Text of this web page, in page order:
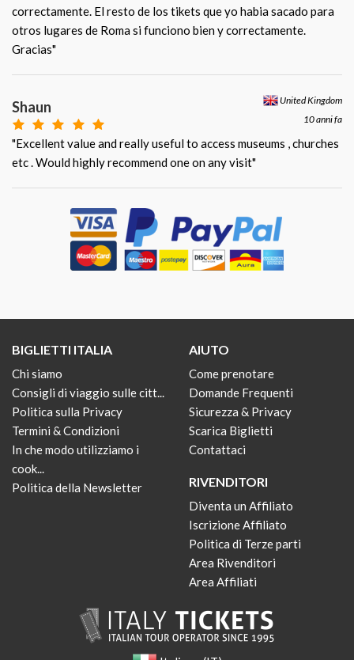
correctamente. El resto de los tikets que yo habia sacado para
otros lugares de Roma si funciono bien y correctamente.
Gracias"
United Kingdom
10 anni fa
Shaun
"Excellent value and really useful to access museums , churches
etc . Would highly recommend one on any visit"
BIGLIETTI ITALIA
Chi siamo
Consigli di viaggio sulle citt...
Politica sulla Privacy
Termini & Condizioni
In che modo utilizziamo i
cook...
Politica della Newsletter
AIUTO
Come prenotare
Domande Frequenti
Sicurezza & Privacy
Scarica Biglietti
Contattaci
RIVENDITORI
Diventa un Affiliato
Iscrizione Affiliato
Politica di Terze parti
Area Rivenditori
Area Affiliati